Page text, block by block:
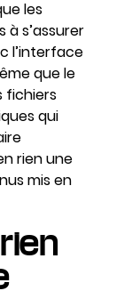
les
s’assurer
l’interface
que le
fichiers
qui
rien une
mis en